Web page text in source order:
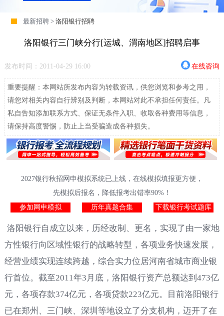
最新招聘 >洛阳银行招聘
洛阳银行三门峡分行[运城、渭南地区]招聘启事
发布时间：2011-04-29 16:00 在线咨询
重要提醒：本网站所发布内容为转载资讯，供您浏览和参考之用，
请您对相关内容自行辨别及判断，本网站对此不承担任何责任。凡
私自告知添加联系方式、保证无条件入职、收取各种费用等信息，
请保持高度警惕，防止上当受骗造成各种损失。
2027银行秋招网申模拟系统已上线，在线模拟填报更方便，
先模拟后报名，降低报考出错率90%！
参加网申模拟
历年真题合集 下载银行考试题库
洛阳银行自成立以来，历经改制、更名，实现了由一家地
方性银行向区域性银行的战略转型，各项业务快速发展，
经营业绩实现连续跨越，综合实力位居河南省城市商业银
行首位。截至2011年3月底，洛阳银行资产总额达到473亿
元，各项存款374亿元，各项贷款223亿元。目前洛阳银行
已在郑州、三门峡、深圳等地设立了分支机构，迈开了在